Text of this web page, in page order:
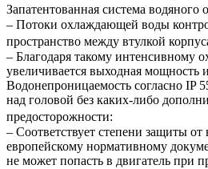
Запатентованная система водяного
– Потоки охлаждающей воды
пространство между втулкой
– Благодаря такому интенсивному
увеличивается выходная мощность
Водонепроницаемость согласно IP
над головой без каких-либо
предосторожности:
– Соответствует степени защиты от
европейскому нормативному
не может попасть в двигатель при